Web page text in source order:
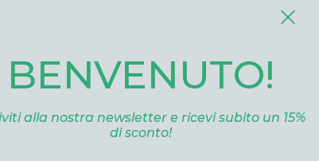
BENVENUTO!
alla nostra newsletter e ricevi subito un 15%
di sconto!